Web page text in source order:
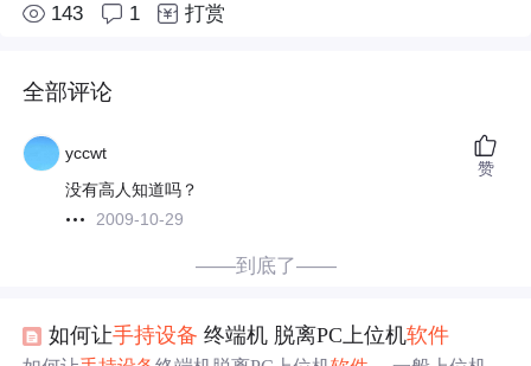
143 1 打赏
全部评论
yccwt
没有高人知道吗？
2009-10-29
赞
——到底了——
如何让手持设备 终端机 脱离PC上位机软件